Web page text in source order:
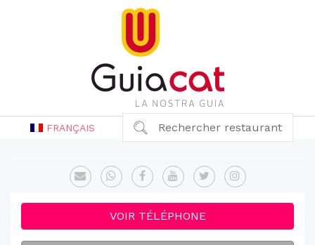
FRANÇAIS Rechercher restaurant
VOIR TÉLÉPHONE